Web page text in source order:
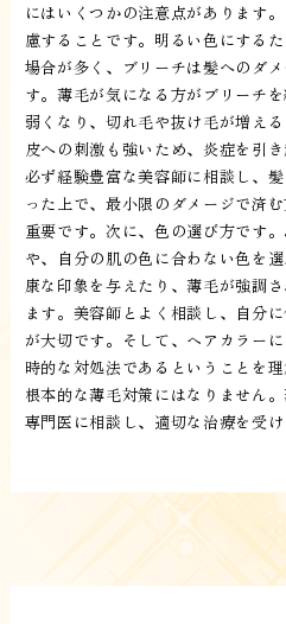
にはいくつかの注意点があります
慮することです。明るい色にする
場合が多く、ブリーチは髪へのダ
す。薄毛が気になる方がブリーチ
弱くなり、切れ毛や抜け毛が増え
皮への刺激も強いため、炎症を引
必ず経験豊富な美容師に相談し、
った上で、最小限のダメージで済
重要です。次に、色の選び方です
や、自分の肌の色に合わない色を
康な印象を与えたり、薄毛が強調
ます。美容師とよく相談し、自分
が大切です。そして、ヘアカラー
時的な対処法であるということを
根本的な薄毛対策にはなりません
専門医に相談し、適切な治療を受け